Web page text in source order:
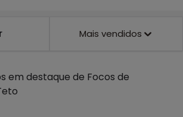
Mais vendidos
em destaque de Focos de